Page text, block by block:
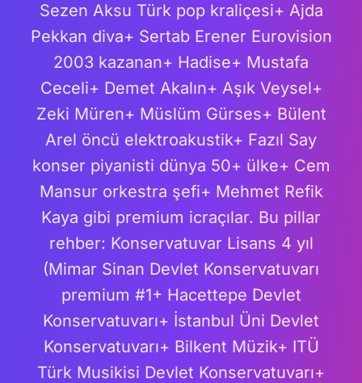
Sezen Aksu Türk pop kraliçesi+ Ajda
Pekkan diva+ Sertab Erener Eurovision
2003 kazanan+ Hadise+ Mustafa
Ceceli+ Demet Akalın+ Aşık Veysel+
Zeki Müren+ Müslüm Gürses+ Bülent
Arel öncü elektroakustik+ Fazıl Say
konser piyanisti dünya 50+ ülke+ Cem
Mansur orkestra şefi+ Mehmet Refik
Kaya gibi premium icraçılar. Bu pillar
rehber: Konservatuvar Lisans 4 yıl
(Mimar Sinan Devlet Konservatuvarı
premium #1+ Hacettepe Devlet
Konservatuvarı+ İstanbul Üni Devlet
Konservatuvarı+ Bilkent Müzik+ ITÜ
Türk Musikisi Devlet Konservatuvarı+